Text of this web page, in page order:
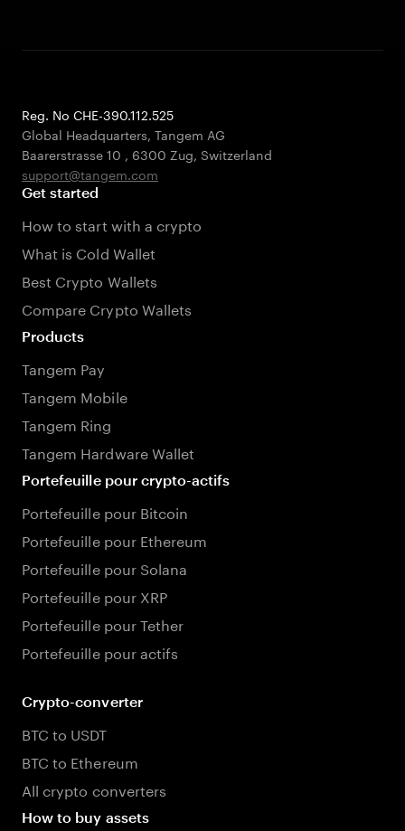
Reg. No CHE-390.112.525
Global Headquarters, Tangem AG
Baarerstrasse 10 , 6300 Zug, Switzerland
support@tangem.com
Get started
How to start with a crypto
What is Cold Wallet
Best Crypto Wallets
Compare Crypto Wallets
Products
Tangem Pay
Tangem Mobile
Tangem Ring
Tangem Hardware Wallet
Portefeuille pour crypto-actifs
Portefeuille pour Bitcoin
Portefeuille pour Ethereum
Portefeuille pour Solana
Portefeuille pour XRP
Portefeuille pour Tether
Portefeuille pour actifs
Crypto-converter
BTC to USDT
BTC to Ethereum
All crypto converters
How to buy assets